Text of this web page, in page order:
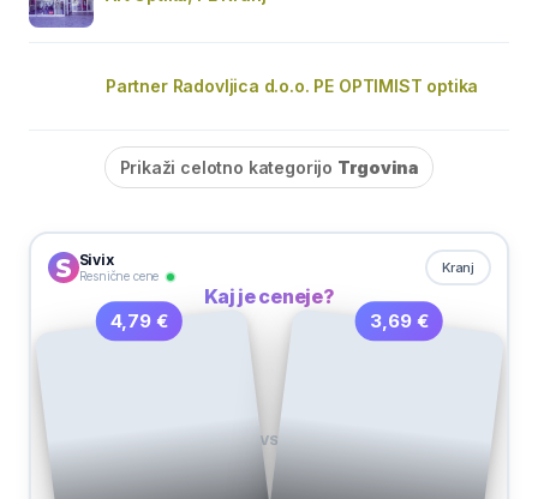
Partner Radovljica d.o.o. PE OPTIMIST optika
Prikaži celotno kategorijo Trgovina
Sivix
Resnične cene
Kranj
Kaj je ceneje?
4,79 €
VS
3,69 €